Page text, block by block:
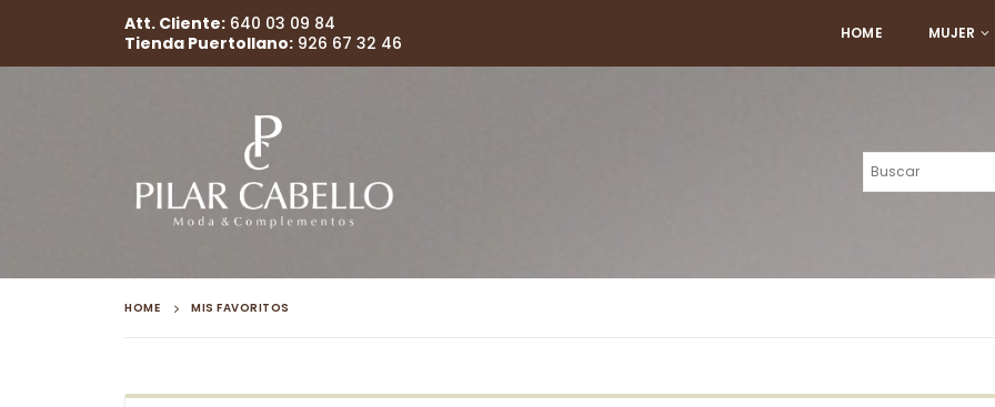
Att. Cliente: 640 03 09 84
Tienda Puertollano: 926 67 32 46 HOME MUJER
HOME MIS FAVORITOS